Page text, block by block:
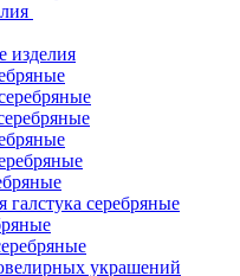
изделия
серебряные